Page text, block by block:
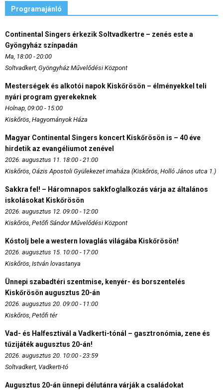
Programajánló
Continental Singers érkezik Soltvadkertre – zenés este a
Gyöngyház színpadán
Ma, 18:00 - 20:00
Soltvadkert, Gyöngyház Művelődési Központ
Mesterségek és alkotói napok Kiskőrösön – élményekkel teli
nyári program gyerekeknek
Holnap, 09:00 - 15:00
Kiskőrös, Hagyományok Háza
Magyar Continental Singers koncert Kiskőrösön is – 40 éve
hirdetik az evangéliumot zenével
2026. augusztus 11. 18:00 - 21:00
Kiskőrös, Oázis Apostoli Gyülekezet imaháza (Kiskőrös, Holló János utca 1.)
Sakkra fel! – Háromnapos sakkfoglalkozás várja az általános
iskolásokat Kiskőrösön
2026. augusztus 12. 09:00 - 12:00
Kiskőrös, Petőfi Sándor Művelődési Központ
Kóstolj bele a western lovaglás világába Kiskőrösön!
2026. augusztus 15. 10:00 - 17:00
Kiskőrös, István lovastanya
Ünnepi szabadtéri szentmise, kenyér- és borszentelés
Kiskőrösön augusztus 20-án
2026. augusztus 20. 09:00 - 11:00
Kiskőrös, Petőfi tér
Vad- és Halfesztivál a Vadkerti-tónál – gasztronómia, zene és
tűzijáték augusztus 20-án!
2026. augusztus 20. 10:00 - 23:59
Soltvadkert, Vadkerti-tó
Augusztus 20-án ünnepi délutánra várják a családokat